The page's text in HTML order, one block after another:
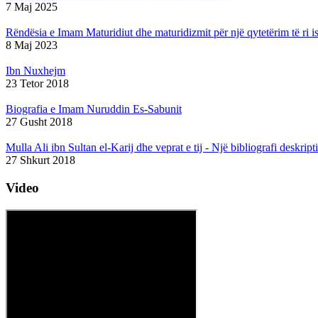
7 Maj 2025
Rëndësia e Imam Maturidiut dhe maturidizmit për një qytetërim të ri
8 Maj 2023
Ibn Nuxhejm
23 Tetor 2018
Biografia e Imam Nuruddin Es-Sabunit
27 Gusht 2018
Mulla Ali ibn Sultan el-Karij dhe veprat e tij - Një bibliografi
27 Shkurt 2018
Video